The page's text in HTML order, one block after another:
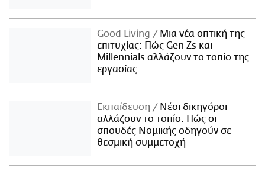
Good Living
Μια νέα οπτική της
επιτυχίας: Πώς Gen Zs και
Millennials αλλάζουν το τοπίο της
εργασίας
Εκπαίδευση
Νέοι δικηγόροι
αλλάζουν το τοπίο: Πώς οι
σπουδές Νομικής οδηγούν σε
θεσμική συμμετοχή